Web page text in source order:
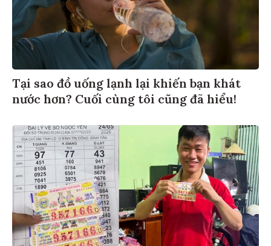
Tại sao đồ uống lạnh lại khiến bạn khát
nước hơn? Cuối cùng tôi cũng đã hiểu!